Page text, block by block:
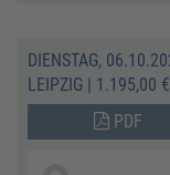
DIENSTAG,
LEIPZIG | 1.195,00
PDF